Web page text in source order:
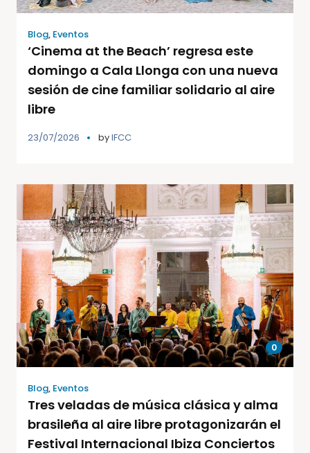
Blog, Eventos
‘Cinema at the Beach’ regresa este
domingo a Cala Llonga con una nueva
sesión de cine familiar solidario al aire
libre
23/07/2026 byIFCC
0
Blog, Eventos
Tres veladas de música clásica y alma
brasileña al aire libre protagonizarán el
Festival Internacional Ibiza Conciertos